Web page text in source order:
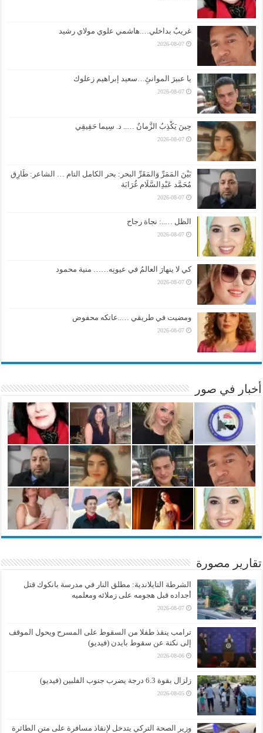
غريبٌ بداخلي….هاشمي علوي مولاي رشيد
2026-08-07
يا عبيرَ الموانئِ…سعيد إبراهيم زعلوك
2026-08-07
حِينَ يَكْذِبُ الزَّمانُ ….. د. سِيما حَقِيقِي
2026-08-07
بَيْنَ المَمَرِّ وَالمَقَرِّ البحر: بحر الكامل التام … الشاعر: طَارِق
مُحَمَّد عَبْدِالسَّلَام غُرَابَة
2026-08-07
الظل …..: نجاة رجاح
2026-08-07
كي لا ينهارَ العالمُ في عيونِه…… منية محمود
2026-08-07
ومضيت في طريقي …..عاتكه محفوض
2026-08-07
أخبار في صور
تقارير مصورة
الشرطة التايلاندية: مطلق النار في مدرسة بانكوك قتل
أجداده قبل هجومه على زملائه ومعلميه
2026-08-07
ترامب ينقذ طفلا من السقوط على المسرح ويحول الموقف
إلى نكتة عن سقوط بايدن (فيديو)
2026-08-06
زلزال بقوة 6.3 درجة يضرب جنوب الفلبين (فيديو)
2026-08-05
وزير الصحة التركي يتدخل لإنقاذ مسافرة على متن الطائرة